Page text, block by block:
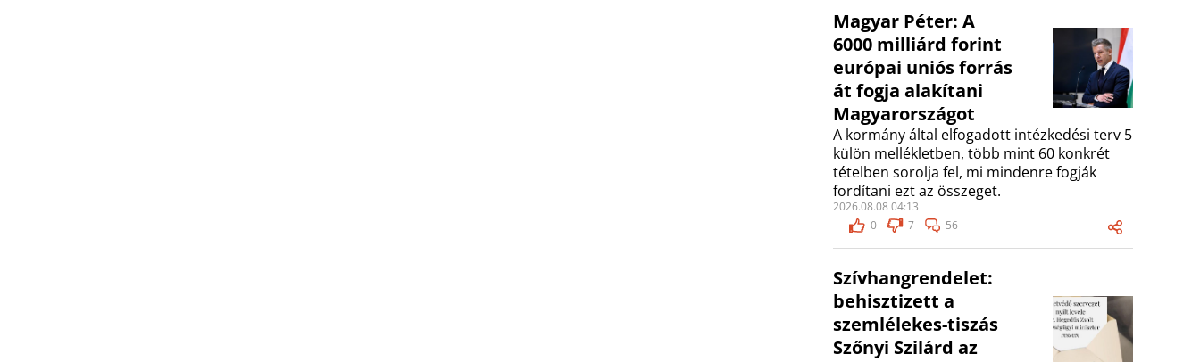
Magyar Péter: A
6000 milliárd forint
európai uniós forrás
át fogja alakítani
Magyarországot
A kormány által elfogadott intézkedési terv 5
külön mellékletben, több mint 60 konkrét
tételben sorolja fel, mi mindenre fogják
fordítani ezt az összeget.
2026.08.08 04:13
0
7 56
Szívhangrendelet:
behisztizett a
szemlélekes-tiszás
Szőnyi Szilárd az